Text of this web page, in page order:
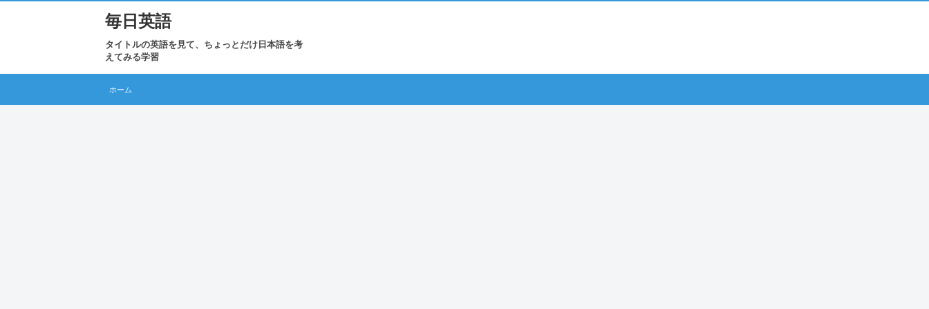
毎日英語
タイトルの英語を見て、ちょっとだけ日本語を考
えてみる学習
ホーム